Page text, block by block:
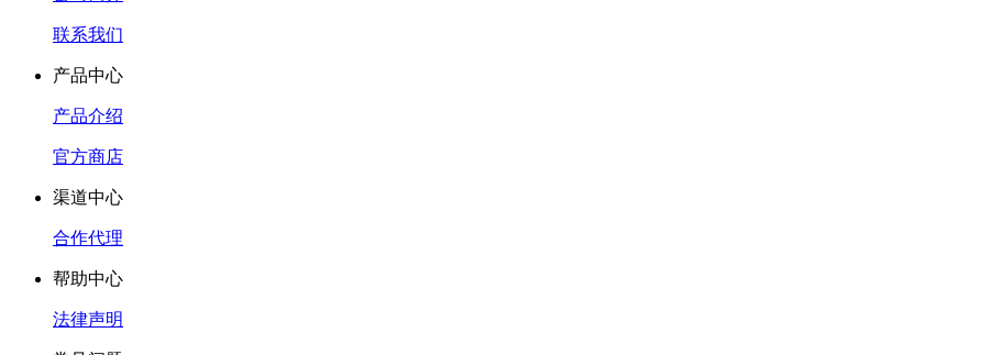
联系我们
产品中心
产品介绍
官方商店
渠道中心
合作代理
帮助中心
法律声明